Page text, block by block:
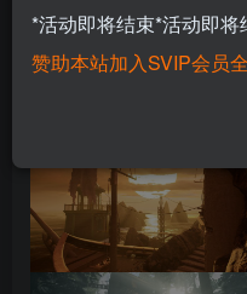
*活动即将结束*活动即
赞助本站加入SVIP会员